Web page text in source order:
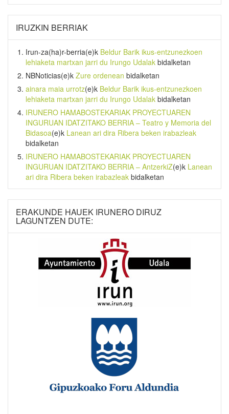
IRUZKIN BERRIAK
Irun-za(ha)r-berria(e)k Beldur Barik ikus-entzunezkoen
lehiaketa martxan jarri du Irungo Udalak bidalketan
NBNoticias(e)k Zure ordenean bidalketan
ainara maia urrotz(e)k Beldur Barik ikus-entzunezkoen
lehiaketa martxan jarri du Irungo Udalak bidalketan
IRUNERO HAMABOSTEKARIAK PROYECTUAREN
INGURUAN IDATZITAKO BERRIA – Teatro y Memoria del
Bidasoa(e)k Lanean ari dira Ribera beken irabazleak
bidalketan
IRUNERO HAMABOSTEKARIAK PROYECTUAREN
INGURUAN IDATZITAKO BERRIA – AntzerkiZ(e)k Lanean
ari dira Ribera beken irabazleak bidalketan
ERAKUNDE HAUEK IRUNERO DIRUZ
LAGUNTZEN DUTE: